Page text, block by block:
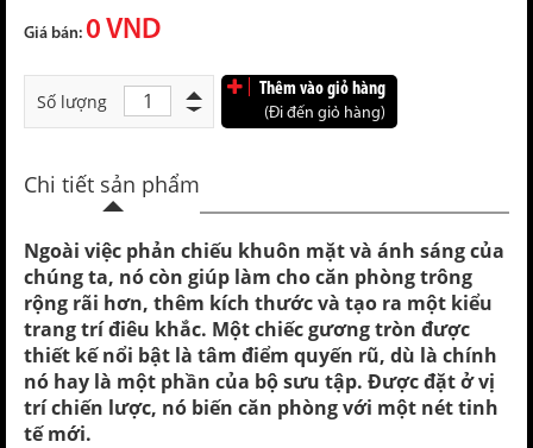
Giá bán: 0 VND
Số lượng
Thêm vào giỏ hàng
(Đi đến giỏ hàng)
Chi tiết sản phẩm
Ngoài việc phản chiếu khuôn mặt và ánh sáng của
chúng ta, nó còn giúp làm cho căn phòng trông
rộng rãi hơn, thêm kích thước và tạo ra một kiểu
trang trí điêu khắc. Một chiếc gương tròn được
thiết kế nổi bật là tâm điểm quyến rũ, dù là chính
nó hay là một phần của bộ sưu tập. Được đặt ở vị
trí chiến lược, nó biến căn phòng với một nét tinh
tế mới.